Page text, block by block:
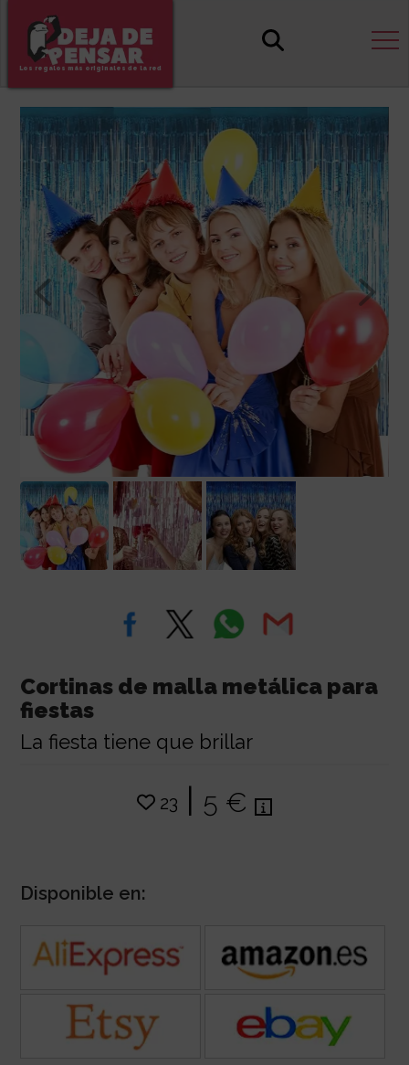
Los regalos más originales de la red
Cortinas de malla metálica para
fiestas
La fiesta tiene que brillar
23 | 5 €
Disponible en: